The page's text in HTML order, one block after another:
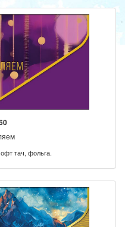
тач, фольга.